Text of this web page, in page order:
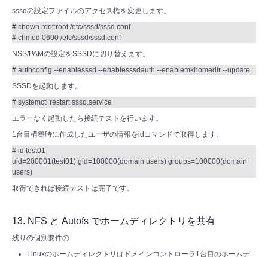
sssdの設定ファイルのアクセス権を変更します。
# chown root:root /etc/sssd/sssd.conf
# chmod 0600 /etc/sssd/sssd.conf
NSS/PAMの設定をSSSDに切り替えます。
# authconfig --enablesssd --enablesssdauth --enablemkhomedir --update
SSSDを起動します。
# systemctl restart sssd.service
エラーなく起動したら接続テストを行います。
1台目構築時に作成したユーザの情報をidコマンドで取得します。
# id test01
uid=200001(test01) gid=100000(domain users) groups=100000(domain
users)
取得できれば接続テストは完了です。
13. NFS と Autofs でホームディレクトリを共有
残りの個別要件の
Linuxのホームディレクトリはドメインコントローラ1台目のホームデ